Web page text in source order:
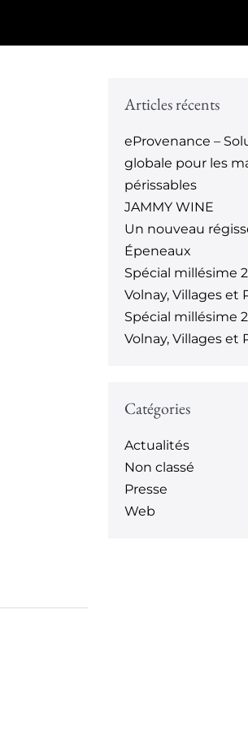
Articles récents
eProvenance –
globale pour les
périssables
JAMMY WINE
Un nouveau
Épeneaux
Spécial millésime
Volnay, Villages et
Spécial millésime
Volnay, Villages et
Catégories
Actualités
Non classé
Presse
Web